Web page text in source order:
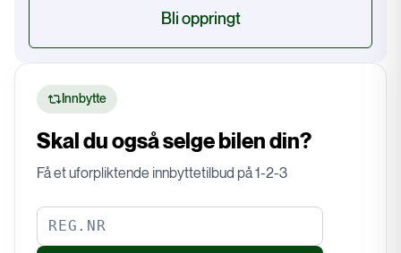
Bli oppringt
Innbytte
Skal du også selge bilen din?
Få et uforpliktende innbyttetilbud på 1-2-3